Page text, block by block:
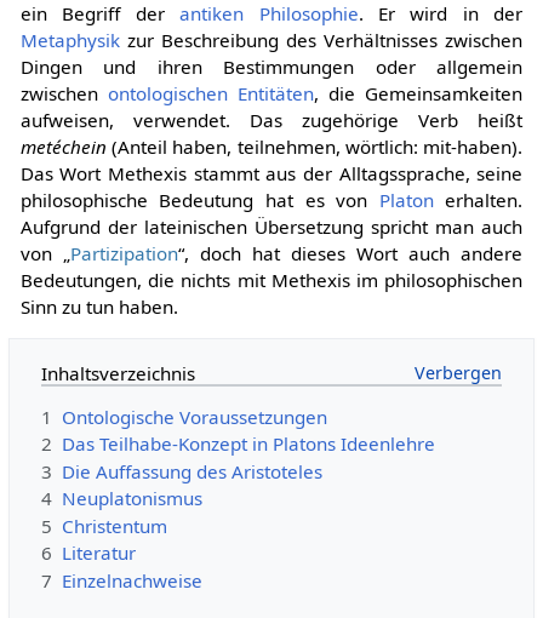
ein Begriff derantiken Philosophie. Er wird in der
Metaphysikzur Beschreibung des Verhältnisses zwischen
Dingen und ihren Bestimmungen oder allgemein
zwischen ontologischen Entitäten, die Gemeinsamkeiten
aufweisen, verwendet. Das zugehörige Verb heißt
metéchein (Anteil haben, teilnehmen, wörtlich: mit-haben).
Das Wort Methexis stammt aus der Alltagssprache, seine
philosophische Bedeutung hat es von Platonerhalten.
Aufgrund der lateinischen Übersetzung spricht man auch
von „Partizipation“, doch hat dieses Wort auch andere
Bedeutungen, die nichts mit Methexis im philosophischen
Sinn zu tun haben.
Inhaltsverzeichnis
1 Ontologische Voraussetzungen
2 Das Teilhabe-Konzept in Platons Ideenlehre
3 Die Auffassung des Aristoteles
4 Neuplatonismus
5 Christentum
6 Literatur
7 Einzelnachweise